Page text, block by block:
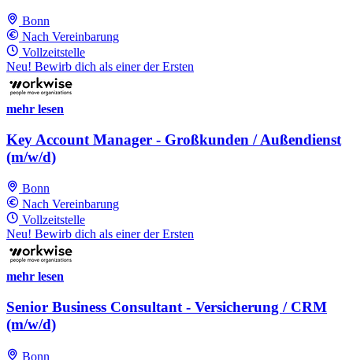
Bonn
Nach Vereinbarung
Vollzeitstelle
Neu! Bewirb dich als einer der Ersten
mehr lesen
Key Account Manager - Großkunden / Außendienst
(m/w/d)
Bonn
Nach Vereinbarung
Vollzeitstelle
Neu! Bewirb dich als einer der Ersten
mehr lesen
Senior Business Consultant - Versicherung / CRM
(m/w/d)
Bonn